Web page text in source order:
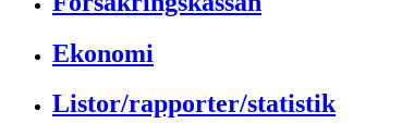
Ekonomi
Listor/rapporter/statistik